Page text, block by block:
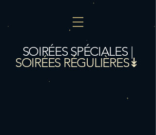
SOIRÉES SPÉCIALES|
SOIRÉES RÉGULIÈRES↡